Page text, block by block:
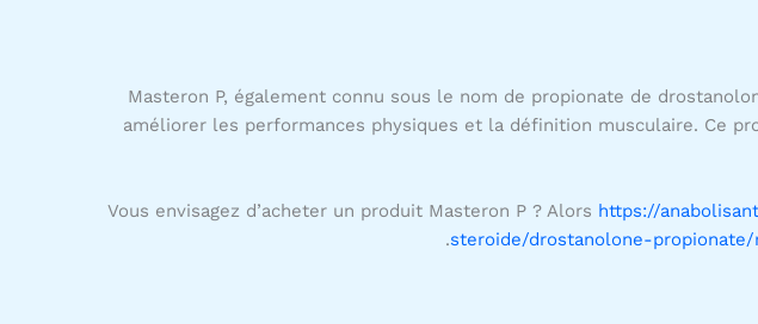
Masteron P, également connu sous le nom de propionate de
améliorer les performances physiques et la définition musculaire. Ce
Vous envisagez d’acheter un produit Masteron P ? Alors https://
steroide/drostanolone-